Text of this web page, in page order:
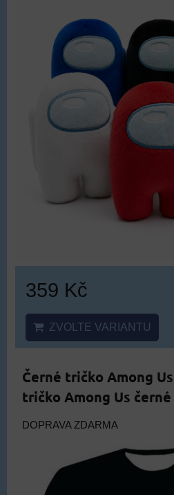
359 Kč
ZVOLTE VARIANTU
Černé tričko Among
tričko Among Us černé
DOPRAVA ZDARMA